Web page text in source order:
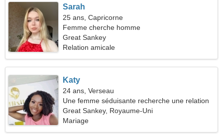
Sarah
25 ans, Capricorne
Femme cherche homme
Great Sankey
Relation amicale
Katy
24 ans, Verseau
Une femme séduisante recherche une relation
sérieuse
Great Sankey, Royaume-Uni
Mariage